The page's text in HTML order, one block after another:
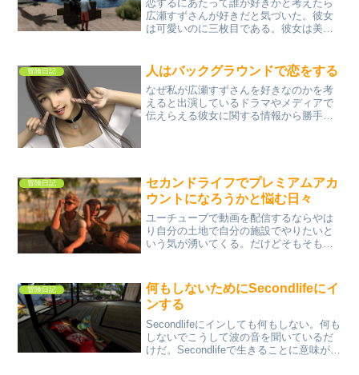
恋するにあたって誰が好きかと考えたら
広瀬すずさんが好きだと気づいた。彼女
は可愛いのに三枚目である。彼女は美人
ギャップに惚れてしまう。それが広瀬す
ずさん。人は自分を元気に...
冒険日記 人はバックグラウンドで恋をする
なぜ私が広瀬すずさんを好きなのかを考
えると出演しているドラマやメディアで
伝えらえる彼女に関する情報から勝手に
冒険日記
セカンドライフでプレミアムアカ
ウントになろうかと悩む日々
ユーチューブで動画を配信するならやは
り自分の土地で自分の施設でやりたいと
いう気が湧いてくる。だけどそもそもユ
いう悲惨な状況ではある。これって自分
で見ている回数も入るので...
冒険日記
何もしないためにSecondlifeにイ
ンする
Secondlifeにインしても何もしない。何も
しないでこうして波の音を聞いているだ
けだ。Secondlifeで生きることに意味があ